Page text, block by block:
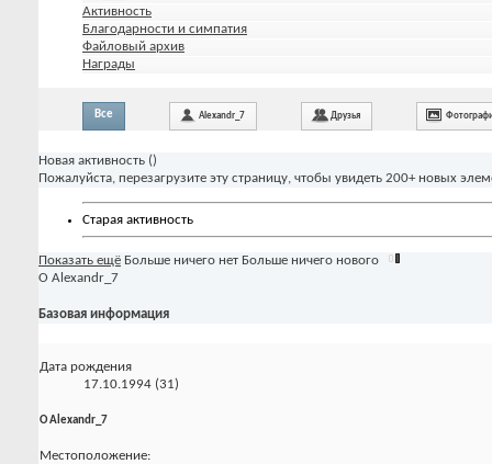
Активность
Благодарности и симпатия
Файловый архив
Награды
Все Alexandr_7 Друзья
Новая активность ()
Пожалуйста, перезагрузите эту страницу, чтобы увидеть 200+ новых
Старая активность
Показать ещё Больше ничего нет Больше ничего нового
О Alexandr_7
Базовая информация
Дата рождения
17.10.1994 (31)
О Alexandr_7
Местоположение: